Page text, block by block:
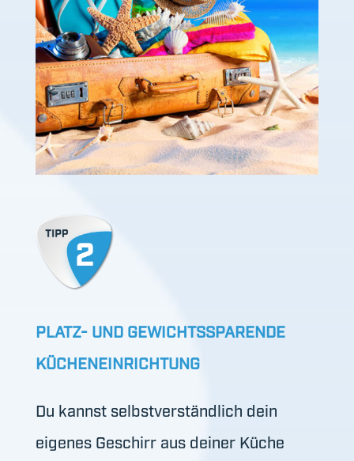
PLATZ- UND GEWICHTSSPARENDE
KÜCHENEINRICHTUNG
Du kannst selbstverständlich dein
eigenes Geschirr aus deiner Küche